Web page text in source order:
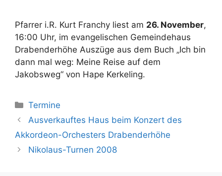
Pfarrer i.R. Kurt Franchy liest am 26. November,
16:00 Uhr, im evangelischen Gemeindehaus
Drabenderhöhe Auszüge aus dem Buch „Ich bin
dann mal weg: Meine Reise auf dem
Jakobsweg“ von Hape Kerkeling.
Kategorien
Termine
Ausverkauftes Haus beim Konzert des
Akkordeon-Orchesters Drabenderhöhe
Nikolaus-Turnen 2008